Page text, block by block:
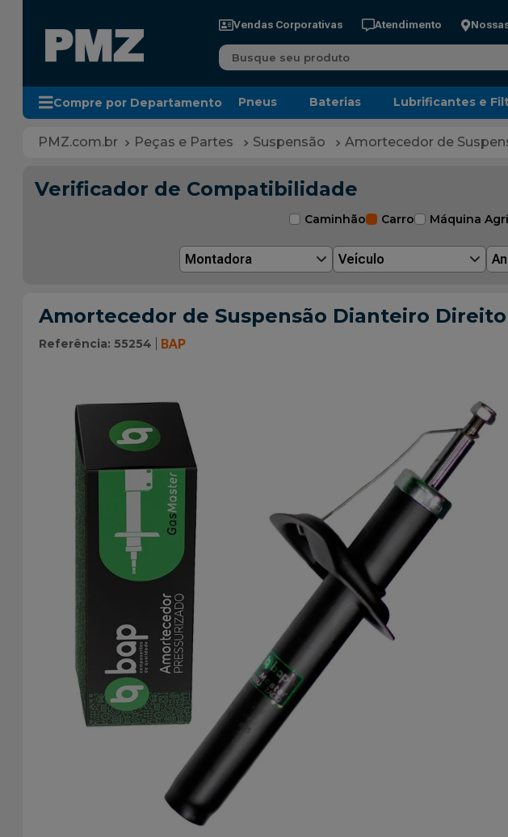
Vendas Corporativas Atendimento
Busque seu produto
Compre por Departamento Pneus Baterias Lubrificantes e
Peças e Partes Suspensão Amortecedor de
Verificador de Compatibilidade
Caminhão Carro Máquina
Montadora Veículo
Amortecedor de Suspensão Dianteiro
Referência: 55254 BAP